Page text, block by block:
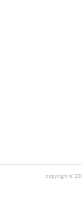
copyright ©